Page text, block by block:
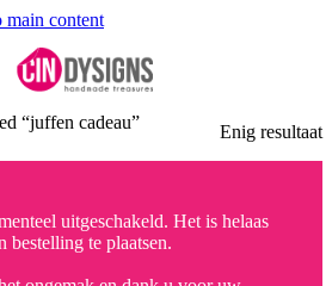
main content
“juffen cadeau” Enig resultaat
uitgeschakeld. Het is helaas
bestelling te plaatsen.